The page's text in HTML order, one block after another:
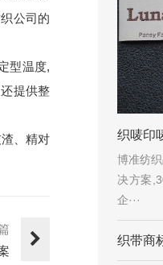
公司的
型温度,
提供整
、精对
织唛印
博准纺
决方案
企···
织带商